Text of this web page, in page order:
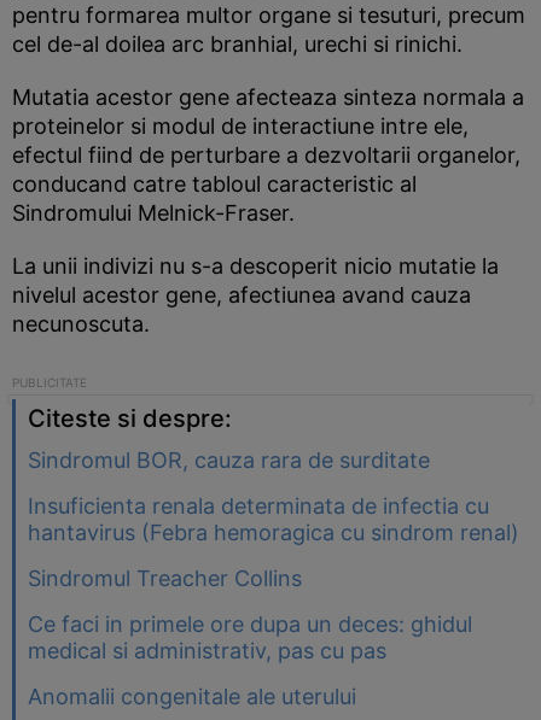
pentru formarea multor organe si tesuturi, precum
cel de-al doilea arc branhial, urechi si rinichi.
Mutatia acestor gene afecteaza sinteza normala a
proteinelor si modul de interactiune intre ele,
efectul fiind de perturbare a dezvoltarii organelor,
conducand catre tabloul caracteristic al
Sindromului Melnick-Fraser.
La unii indivizi nu s-a descoperit nicio mutatie la
nivelul acestor gene, afectiunea avand cauza
necunoscuta.
Citeste si despre:
Sindromul BOR, cauza rara de surditate
Insuficienta renala determinata de infectia cu
hantavirus (Febra hemoragica cu sindrom renal)
Sindromul Treacher Collins
Ce faci in primele ore dupa un deces: ghidul
medical si administrativ, pas cu pas
Anomalii congenitale ale uterului